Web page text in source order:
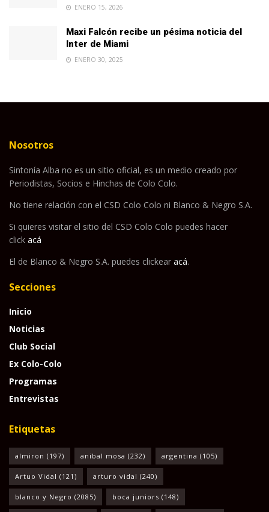
ENERO 15, 2026
Maxi Falcón recibe un pésima noticia del
Inter de Miami
ENERO 30, 2025
Nosotros
Sintonía Alba no es un sitio oficial, es un medio creado por
Periodistas, Socios e Hinchas de Colo Colo.
No tiene relación con el CSD Colo Colo ni Blanco & Negro S.A.
Si quieres visitar el sitio del CSD Colo Colo puedes hacer
click acá
El de Blanco & Negro S.A. puedes clickear acá.
Secciones
Inicio
Noticias
Club Social
Ex Colo-Colo
Programas
Entrevistas
Etiquetas
almiron (197) anibal mosa (232) argentina (105)
Artuo Vidal (121) arturo vidal (240)
blanco y Negro (2085) boca juniors (148)